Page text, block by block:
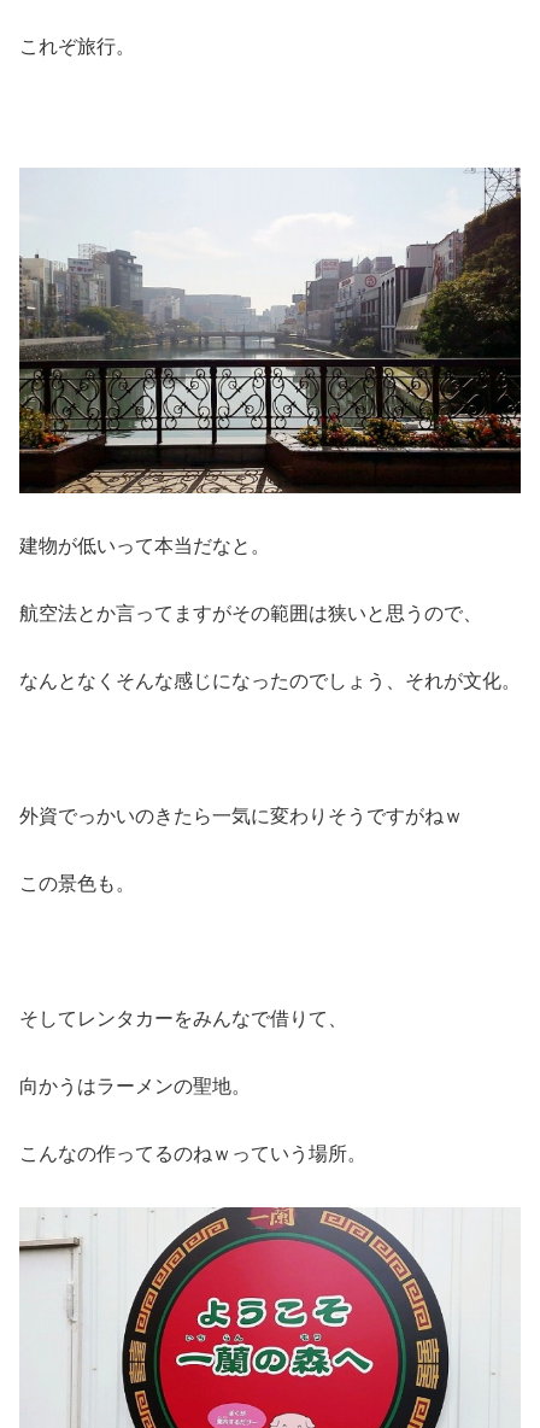
これぞ旅行。
建物が低いって本当だなと。
航空法とか言ってますがその範囲は狭いと思うので、
なんとなくそんな感じになったのでしょう、それが文化。
外資でっかいのきたら一気に変わりそうですがねｗ
この景色も。
そしてレンタカーをみんなで借りて、
向かうはラーメンの聖地。
こんなの作ってるのねｗっていう場所。